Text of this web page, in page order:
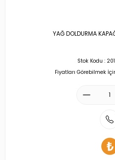
YAĞ DOLDURMA
Stok Kodu :
Fiyatları Görebilmek